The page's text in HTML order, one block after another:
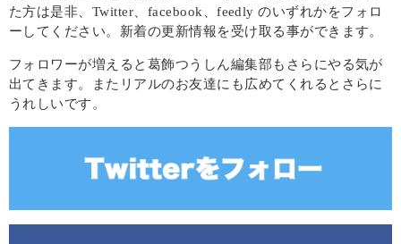
た方は是非、Twitter、facebook、feedly のいずれかをフォロ
ーしてください。新着の更新情報を受け取る事ができます。
フォロワーが増えると葛飾つうしん編集部もさらにやる気が
出てきます。またリアルのお友達にも広めてくれるとさらに
うれしいです。